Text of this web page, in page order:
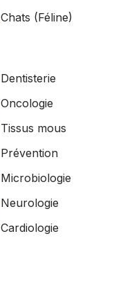
Chats (Féline)
Dentisterie
Oncologie
Tissus mous
Prévention
Microbiologie
Neurologie
Cardiologie